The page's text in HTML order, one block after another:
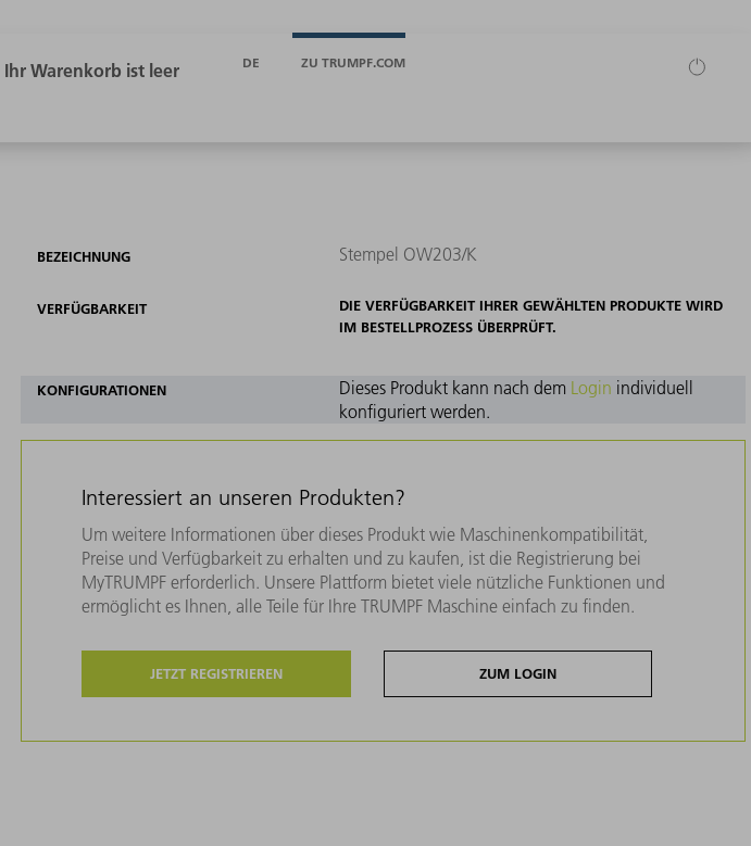
DE ZU TRUMPF.COM
BEZEICHNUNG Stempel OW203/K
VERFÜGBARKEIT
DIE VERFÜGBARKEIT IHRER GEWÄHLTEN PRODUKTE WIRD
IM BESTELLPROZESS ÜBERPRÜFT.
KONFIGURATIONEN Dieses Produkt kann nach dem Login individuell
konfiguriert werden.
Interessiert an unseren Produkten?
Um weitere Informationen über dieses Produkt wie Maschinenkompatibilität,
Preise und Verfügbarkeit zu erhalten und zu kaufen, ist die Registrierung bei
MyTRUMPF erforderlich. Unsere Plattform bietet viele nützliche Funktionen und
ermöglicht es Ihnen, alle Teile für Ihre TRUMPF Maschine einfach zu finden.
JETZT REGISTRIEREN ZUM LOGIN